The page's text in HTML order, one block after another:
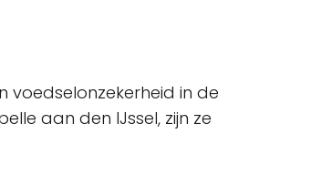
voedselonzekerheid in de
aan den IJssel, zijn ze